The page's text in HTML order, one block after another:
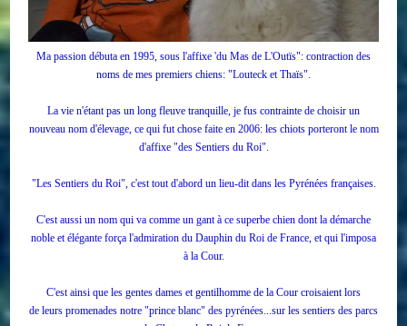
Ma passion débuta en 1995, sous l'affixe 'du Mas de L'Outïs": contraction des
noms de mes premiers chiens: "Louteck et Thaïs".
La vie n'étant pas un long fleuve tranquille, je fus contrainte de choisir un
nouveau nom d'élevage, ce qui fut chose faite en 2006: les chiots porteront le nom
d'affixe "des Sentiers du Roi".
"Les Sentiers du Roi", c'est tout d'abord un lieu-dit dans les Pyrénées françaises.
C'est aussi un nom qui va comme un gant à ce superbe chien dont la démarche
noble et élégante força l'admiration du Dauphin du Roi de France, et qui l'imposa
à la Cour.
C'est ainsi que les gentes dames et gentilhomme de la Cour croisaient lors
de leurs promenades notre "prince blanc" des pyrénées...sur les sentiers des parcs